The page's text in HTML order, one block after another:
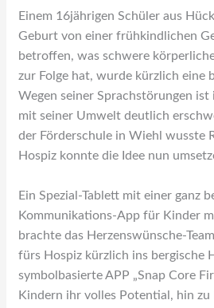
Einem 16jährigen Schüler aus
Geburt von einer frühkindlichen
betroffen, was schwere
zur Folge hat, wurde kürzlich eine
Wegen seiner Sprachstörungen ist
mit seiner Umwelt deutlich
der Förderschule in Wiehl wusste
Hospiz konnte die Idee nun
Ein Spezial-Tablett mit einer ganz
Kommunikations-App für Kinder
brachte das Herzenswünsche-
fürs Hospiz kürzlich ins bergische
symbolbasierte APP „Snap Core
Kindern ihr volles Potential, hin